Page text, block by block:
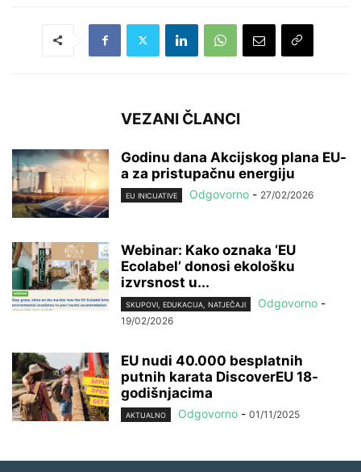
VEZANI ČLANCI
Godinu dana Akcijskog plana EU-
a za pristupačnu energiju
EU INICIJATIVE Odgovorno - 27/02/2026
Webinar: Kako oznaka ‘EU
Ecolabel’ donosi ekološku
izvrsnost u...
SKUPOVI, EDUKACIJA, NATJEČAJI Odgovorno -
19/02/2026
EU nudi 40.000 besplatnih
putnih karata DiscoverEU 18-
godišnjacima
AKTUALNO Odgovorno - 01/11/2025